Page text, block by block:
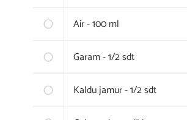
Air - 100 ml
Garam - 1/2 sdt
Kaldu jamur - 1/2 sdt